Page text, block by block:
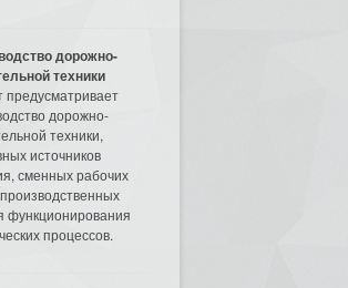
дорожно-
техники
предусматривает
дорожно-
техники,
источников
сменных рабочих
функционирования
процессов.